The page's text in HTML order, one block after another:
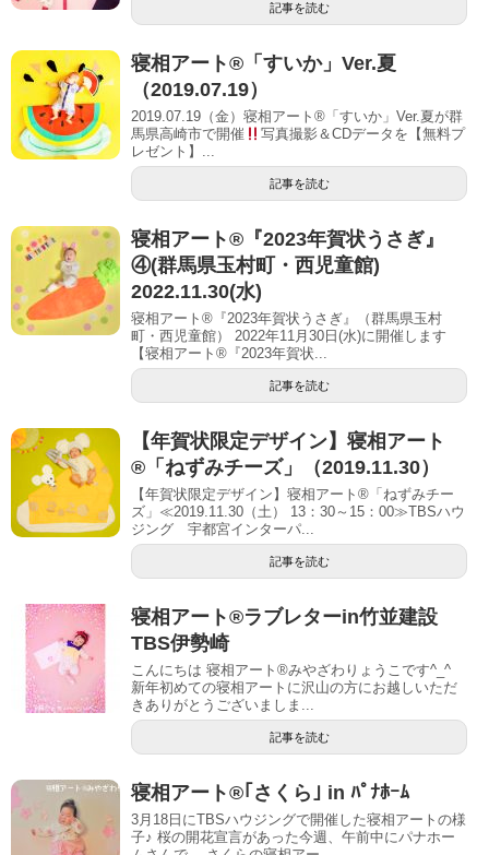
記事を読む
寝相アート®「すいか」Ver.夏
（2019.07.19）
2019.07.19（金）寝相アート®「すいか」Ver.夏が群
馬県高崎市で開催
写真撮影＆CDデータを【無料プ
レゼント】...
記事を読む
寝相アート®︎『2023年賀状うさぎ』
④(群馬県玉村町・西児童館)
2022.11.30(水)
寝相アート®『2023年賀状うさぎ』（群馬県玉村
町・西児童館） 2022年11月30日(水)に開催します
【寝相アート®︎『2023年賀状...
記事を読む
【年賀状限定デザイン】寝相アート
®「ねずみチーズ」（2019.11.30）
【年賀状限定デザイン】寝相アート®「ねずみチー
ズ」≪2019.11.30（土） 13：30～15：00≫TBSハウ
ジング 宇都宮インターパ...
記事を読む
寝相アート®︎ラブレターin竹並建設
TBS伊勢崎
こんにちは 寝相アート®︎みやざわりょうこです^_^
新年初めての寝相アートに沢山の方にお越しいただ
きありがとうございましま...
記事を読む
寝相アート®｢さくら｣ in ﾊﾟﾅﾎｰﾑ
3月18日にTBSハウジングで開催した寝相アートの様
子♪ 桜の開花宣言があった今週、午前中にパナホー